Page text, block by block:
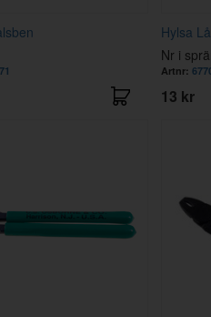
Hylsa
Nr i
Artnr:
13 kr